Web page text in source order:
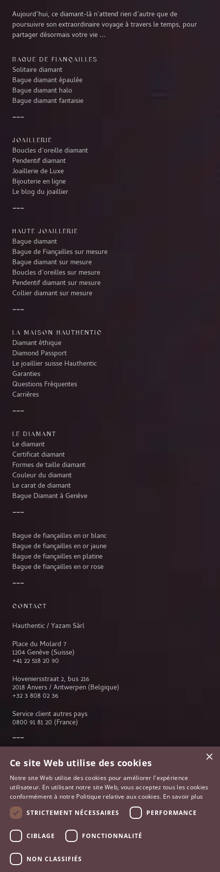
Aujourd’hui, ce diamant-là n’attend rien d’autre que de
poursuivre son extraordinaire voyage à travers le temps, pour
partager désormais votre vie ...
BAGUE DE FIANÇAILLES
Solitaire diamant
Bague diamant épaulée
Bague diamant halo
Bague diamant fantaisie
JOAILLERIE
Boucles d’oreille diamant
Pendentif diamant
Joaillerie de Luxe
Bijouterie en ligne
Le blog du joaillier
HAUTE JOAILLERIE
Bague diamant
Bague de Fiançailles sur mesure
Bague diamant sur mesure
Boucles d’oreilles sur mesure
Pendentif diamant sur mesure
Collier diamant sur mesure
LA MAISON HAUTHENTIC
Diamant éthique
Diamond Passport
Le joaillier suisse Hauthentic
Garanties
Questions Fréquentes
Carrières
LE DIAMANT
Le diamant
Certificat diamant
Formes de taille diamant
Couleur du diamant
Le carat de diamant
Bague Diamant à Genève
Bague de fiançailles en or blanc
Bague de fiançailles en or jaune
Bague de fiançailles en platine
Bague de fiançailles en or rose
CONTACT
Hauthentic / Yazam Sàrl
Place du Molard 7
1204 Genève (Suisse)
+41 22 518 20 90
Hoveniersstraat 2, bus 216
2018 Anvers / Antwerpen (Belgique)
+32 3 808 02 36
Service client autres pays
0800 91 81 20 (France)
Service client
Lausanne
Anvers
Paris
France
×
Ce site Web utilise des cookies
Notre site Web utilise des cookies pour améliorer l'expérience
utilisateur. En utilisant notre site Web, vous acceptez tous les cookies
conformément à notre Politique relative aux cookies. En savoir plus
STRICTEMENT NÉCESSAIRES
PERFORMANCE
CIBLAGE FONCTIONNALITÉ
NON CLASSIFIÉS